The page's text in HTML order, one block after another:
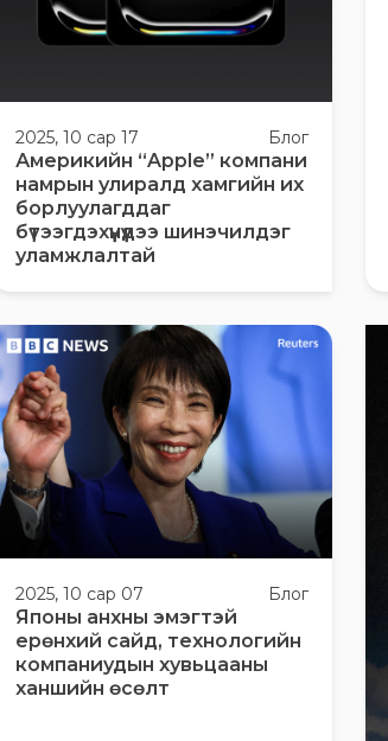
2025, 10 сар 17 Блог
Америкийн “Apple” компани
намрын улиралд хамгийн их
борлуулагддаг
бүтээгдэхүүнүүдээ шинэчилдэг
уламжлалтай
2025, 10 сар 07 Блог
Японы анхны эмэгтэй
ерөнхий сайд, технологийн
компаниудын хувьцааны
ханшийн өсөлт